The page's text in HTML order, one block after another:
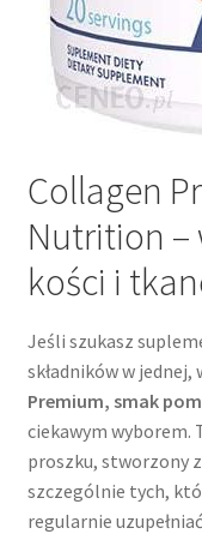
Collagen
Nutrition –
kości i
Jeśli szukasz
składników w
Premium, smak
ciekawym wyborem.
proszku, stworzony
szczególnie tych,
regularnie